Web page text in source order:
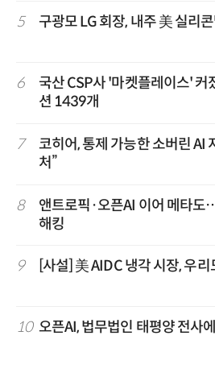
5 구광모 LG 회장, 내주 美 실리
6
국산 CSP사 '마켓플레이스'
션 1439개
7
코히어, 통제 가능한 소버린
처”
8
앤트로픽·오픈AI 이어 메타도
해킹
9 [사설] 美 AIDC 냉각 시장, 우
10 오픈AI, 법무법인 태평양 전사